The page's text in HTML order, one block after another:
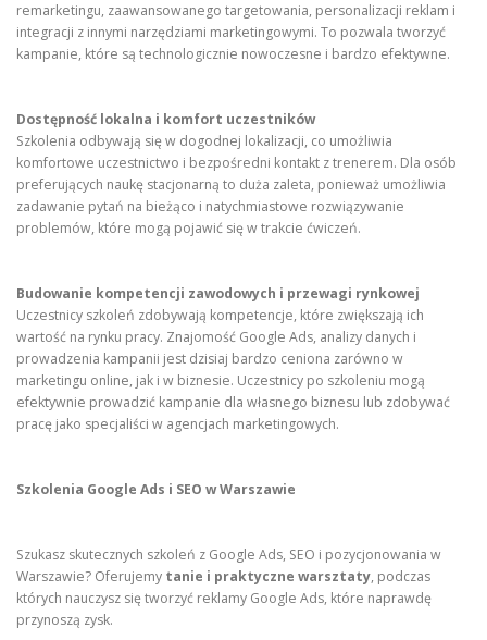
remarketingu, zaawansowanego targetowania, personalizacji reklam i
integracji z innymi narzędziami marketingowymi. To pozwala tworzyć
kampanie, które są technologicznie nowoczesne i bardzo efektywne.
Dostępność lokalna i komfort uczestników
Szkolenia odbywają się w dogodnej lokalizacji, co umożliwia
komfortowe uczestnictwo i bezpośredni kontakt z trenerem. Dla osób
preferujących naukę stacjonarną to duża zaleta, ponieważ umożliwia
zadawanie pytań na bieżąco i natychmiastowe rozwiązywanie
problemów, które mogą pojawić się w trakcie ćwiczeń.
Budowanie kompetencji zawodowych i przewagi rynkowej
Uczestnicy szkoleń zdobywają kompetencje, które zwiększają ich
wartość na rynku pracy. Znajomość Google Ads, analizy danych i
prowadzenia kampanii jest dzisiaj bardzo ceniona zarówno w
marketingu online, jak i w biznesie. Uczestnicy po szkoleniu mogą
efektywnie prowadzić kampanie dla własnego biznesu lub zdobywać
pracę jako specjaliści w agencjach marketingowych.
Szkolenia Google Ads i SEO w Warszawie
Szukasz skutecznych szkoleń z Google Ads, SEO i pozycjonowania w
Warszawie? Oferujemy tanie i praktyczne warsztaty, podczas
których nauczysz się tworzyć reklamy Google Ads, które naprawdę
przynoszą zysk.